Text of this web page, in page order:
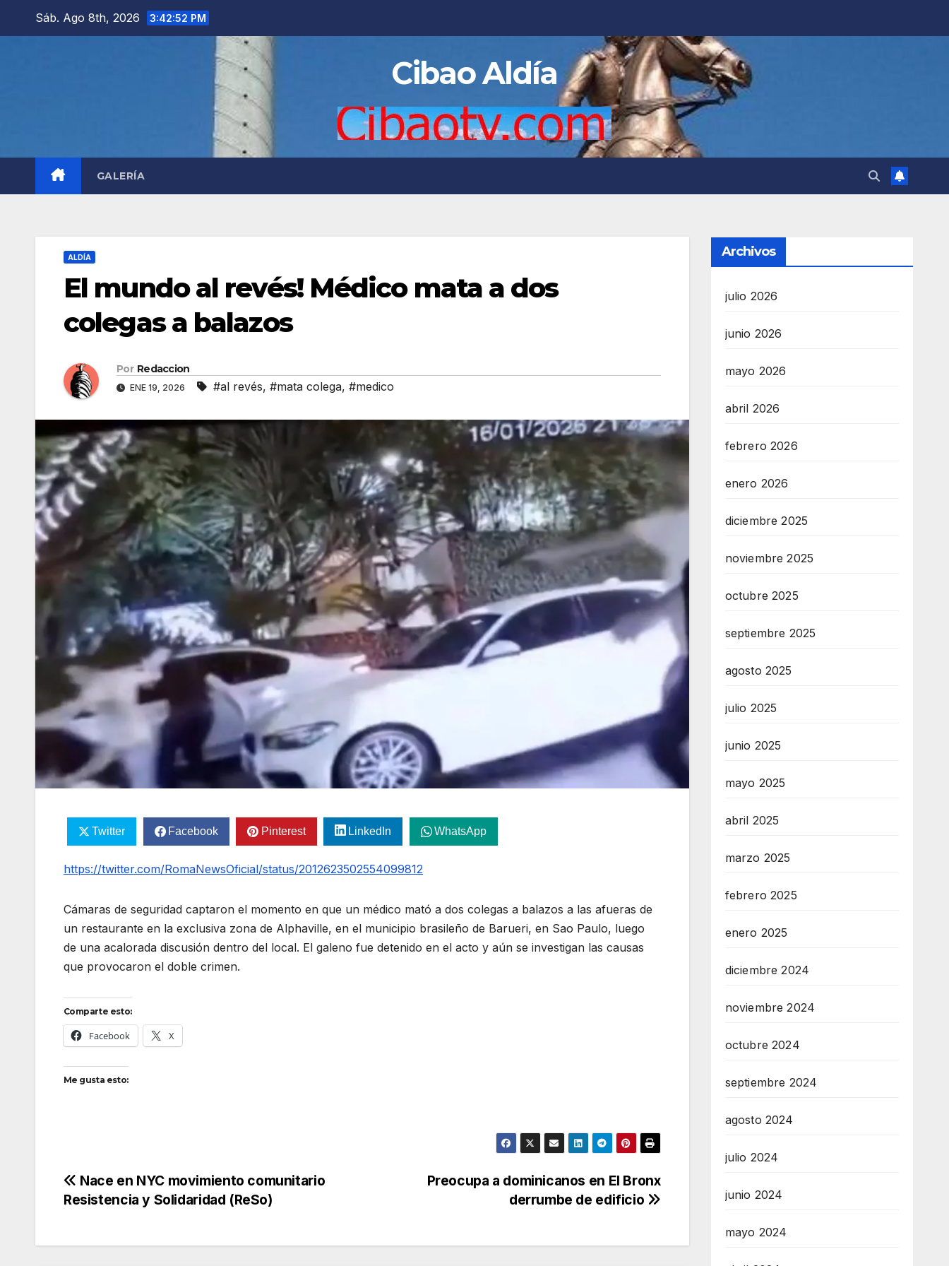
Sáb. Ago 8th, 2026 3:42:54 PM
Cibao Aldía
GALERÍA
ALDÍA
El mundo al revés! Médico mata a dos
colegas a balazos
Por Redaccion
ENE 19, 2026 #al revés, #mata colega, #medico
Twitter Facebook Pinterest LinkedIn WhatsApp
https://twitter.com/RomaNewsOficial/status/2012623502554099812
Cámaras de seguridad captaron el momento en que un médico mató a dos colegas a balazos a las afueras de
un restaurante en la exclusiva zona de Alphaville, en el municipio brasileño de Barueri, en Sao Paulo, luego
de una acalorada discusión dentro del local. El galeno fue detenido en el acto y aún se investigan las causas
que provocaron el doble crimen.
Comparte esto:
Facebook X
Me gusta esto:
Navegación
entradas
Preocupa a dominicanos en El Bronx
derrumbe de edificio
Nace en NYC movimiento comunitario
Resistencia y Solidaridad (ReSo)
Archivos
julio 2026
junio 2026
mayo 2026
abril 2026
febrero 2026
enero 2026
diciembre 2025
noviembre 2025
octubre 2025
septiembre 2025
agosto 2025
julio 2025
junio 2025
mayo 2025
abril 2025
marzo 2025
febrero 2025
enero 2025
diciembre 2024
noviembre 2024
octubre 2024
septiembre 2024
agosto 2024
julio 2024
junio 2024
mayo 2024